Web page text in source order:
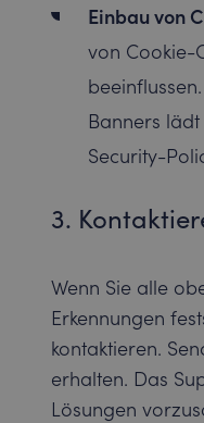
Einbau von
von Cookie-
Banners
Security-
3.
Wenn Sie alle
Erkennungen
kontaktieren.
erhalten. Das
Lösungen